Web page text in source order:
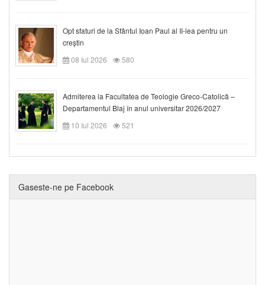
Opt sfaturi de la Sfântul Ioan Paul al II-lea pentru un
creștin
08 Iul 2026
580
Admiterea la Facultatea de Teologie Greco-Catolică –
Departamentul Blaj în anul universitar 2026/2027
10 Iul 2026
521
Gaseste-ne pe Facebook